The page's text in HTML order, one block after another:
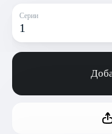
Серии
1